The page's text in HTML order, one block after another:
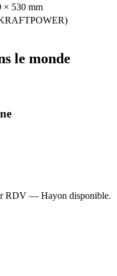
× 530 mm
le monde
RDV — Hayon disponible.